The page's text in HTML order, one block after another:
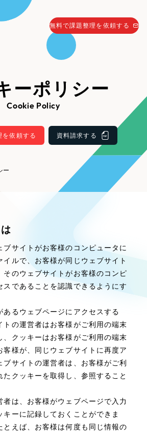
、
「仕組み」と「ノ
DX支援をご提供しま
無料で課題整理を依頼する
058-215-0066
24時間受付
資料請求する
制作
トサイト制作
作
イト制作
ング支援
624件）
ト・企業サイト （278件）
イト・サービスサイト
サイト （61件）
オンラインショップ） （43件）
ーポリシー
Cookie Policy
を依頼する 資料請求する
ー
ブサイトがお客様のコンピュータに
イルで、お客様が同じウェブサイト
そのウェブサイトがお客様のコンピ
スであることを認識できるようにす
あるウェブページにアクセスする
トの運営者はお客様がご利用の端末
、クッキーはお客様がご利用の端末
客様が、同じウェブサイトに再度ア
ブサイトの運営者は、お客様がご利
たクッキーを取得し、参照すること
者は、お客様がウェブページで入力
キーに記録しておくことができま
とえば、お客様は何度も同じ情報の